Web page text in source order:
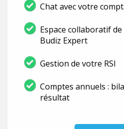
Chat avec votre
Espace collaboratif
Budiz Expert
Gestion de votre RSI
Comptes annuels :
résultat